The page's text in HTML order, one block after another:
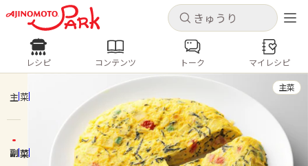
キャンセル
ログインするとレシピを保存できます
ログイン 新規登録
ホーム
キャンセル
レシピ コンテンツ
人気の食材・レシピ
きゅうり なす トマト
とうもろこし
レシピ コンテンツ トーク マイレシピ
主菜
副菜
主菜